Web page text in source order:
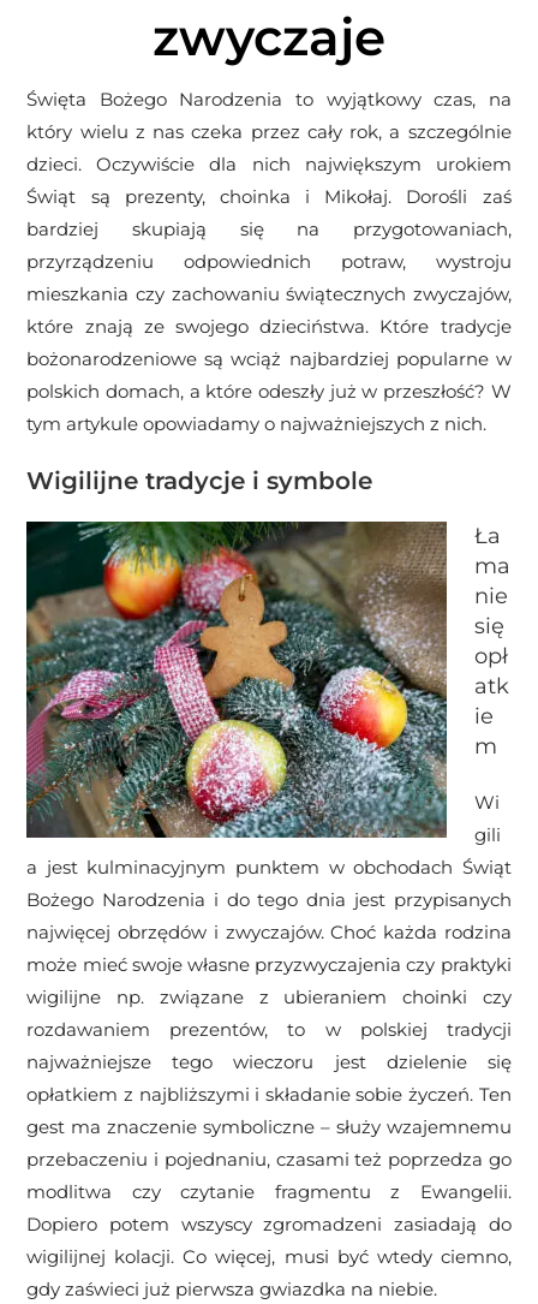
zwyczaje
Święta Bożego Narodzenia to wyjątkowy czas, na
który wielu z nas czeka przez cały rok, a szczególnie
dzieci. Oczywiście dla nich największym urokiem
Świąt są prezenty, choinka i Mikołaj. Dorośli zaś
bardziej skupiają się na przygotowaniach,
przyrządzeniu odpowiednich potraw, wystroju
mieszkania czy zachowaniu świątecznych zwyczajów,
które znają ze swojego dzieciństwa. Które tradycje
bożonarodzeniowe są wciąż najbardziej popularne w
polskich domach, a które odeszły już w przeszłość? W
tym artykule opowiadamy o najważniejszych z nich.
Wigilijne tradycje i symbole
Ła
ma
nie
się
opł
atk
ie
m
Wi
gili
a jest kulminacyjnym punktem w obchodach Świąt
Bożego Narodzenia i do tego dnia jest przypisanych
najwięcej obrzędów i zwyczajów. Choć każda rodzina
może mieć swoje własne przyzwyczajenia czy praktyki
wigilijne np. związane z ubieraniem choinki czy
rozdawaniem prezentów, to w polskiej tradycji
najważniejsze tego wieczoru jest dzielenie się
opłatkiem z najbliższymi i składanie sobie życzeń. Ten
gest ma znaczenie symboliczne – służy wzajemnemu
przebaczeniu i pojednaniu, czasami też poprzedza go
modlitwa czy czytanie fragmentu z Ewangelii.
Dopiero potem wszyscy zgromadzeni zasiadają do
wigilijnej kolacji. Co więcej, musi być wtedy ciemno,
gdy zaświeci już pierwsza gwiazdka na niebie.